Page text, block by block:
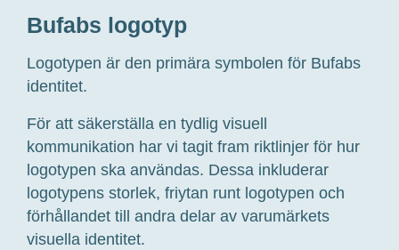
Bufabs logotyp
Logotypen är den primära symbolen för Bufabs
identitet.
För att säkerställa en tydlig visuell
kommunikation har vi tagit fram riktlinjer för hur
logotypen ska användas. Dessa inkluderar
logotypens storlek, friytan runt logotypen och
förhållandet till andra delar av varumärkets
visuella identitet.